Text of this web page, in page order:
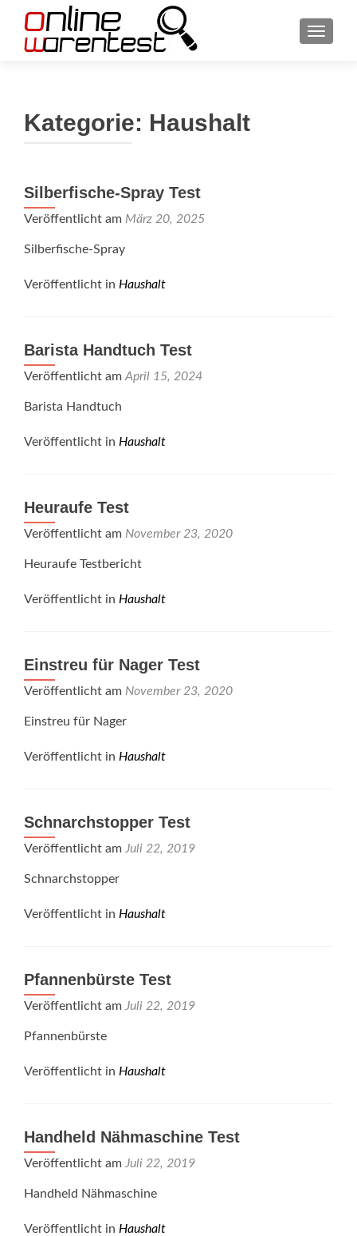
Kategorie: Haushalt
Silberfische-Spray Test
Veröffentlicht am März 20, 2025
Silberfische-Spray
Veröffentlicht in Haushalt
Barista Handtuch Test
Veröffentlicht am April 15, 2024
Barista Handtuch
Veröffentlicht in Haushalt
Heuraufe Test
Veröffentlicht am November 23, 2020
Heuraufe Testbericht
Veröffentlicht in Haushalt
Einstreu für Nager Test
Veröffentlicht am November 23, 2020
Einstreu für Nager
Veröffentlicht in Haushalt
Schnarchstopper Test
Veröffentlicht am Juli 22, 2019
Schnarchstopper
Veröffentlicht in Haushalt
Pfannenbürste Test
Veröffentlicht am Juli 22, 2019
Pfannenbürste
Veröffentlicht in Haushalt
Handheld Nähmaschine Test
Veröffentlicht am Juli 22, 2019
Handheld Nähmaschine
Veröffentlicht in Haushalt